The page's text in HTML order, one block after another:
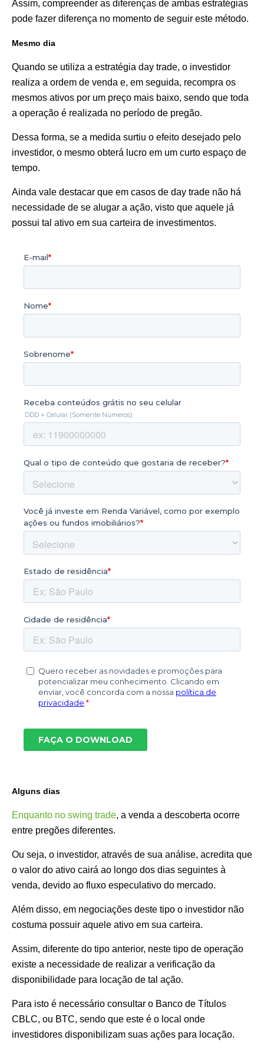
Assim, compreender as diferenças de ambas estratégias
pode fazer diferença no momento de seguir este método.
Mesmo dia
Quando se utiliza a estratégia day trade, o investidor
realiza a ordem de venda e, em seguida, recompra os
mesmos ativos por um preço mais baixo, sendo que toda
a operação é realizada no período de pregão.
Dessa forma, se a medida surtiu o efeito desejado pelo
investidor, o mesmo obterá lucro em um curto espaço de
tempo.
Ainda vale destacar que em casos de day trade não há
necessidade de se alugar a ação, visto que aquele já
possui tal ativo em sua carteira de investimentos.
Alguns dias
Enquanto no swing trade, a venda a descoberta ocorre
entre pregões diferentes.
Ou seja, o investidor, através de sua análise, acredita que
o valor do ativo cairá ao longo dos dias seguintes à
venda, devido ao fluxo especulativo do mercado.
Além disso, em negociações deste tipo o investidor não
costuma possuir aquele ativo em sua carteira.
Assim, diferente do tipo anterior, neste tipo de operação
existe a necessidade de realizar a verificação da
disponibilidade para locação de tal ação.
Para isto é necessário consultar o Banco de Títulos
CBLC, ou BTC, sendo que este é o local onde
investidores disponibilizam suas ações para locação.